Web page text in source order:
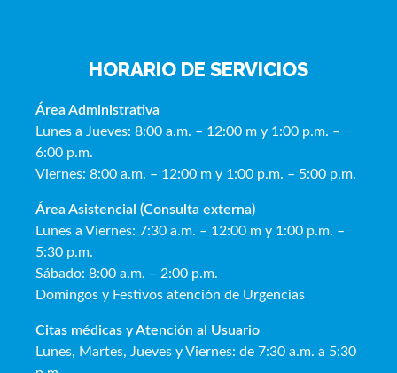
HORARIO DE SERVICIOS
Área Administrativa
Lunes a Jueves: 8:00 a.m. – 12:00 m y 1:00 p.m. –
6:00 p.m.
Viernes: 8:00 a.m. – 12:00 m y 1:00 p.m. – 5:00 p.m.
Área Asistencial (Consulta externa)
Lunes a Viernes: 7:30 a.m. – 12:00 m y 1:00 p.m. –
5:30 p.m.
Sábado: 8:00 a.m. – 2:00 p.m.
Domingos y Festivos atención de Urgencias
Citas médicas y Atención al Usuario
Lunes, Martes, Jueves y Viernes: de 7:30 a.m. a 5:30